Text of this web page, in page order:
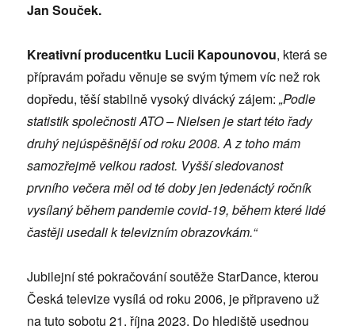
Jan Souček.
Kreativní producentku Lucii Kapounovou, která se
přípravám pořadu věnuje se svým týmem víc než rok
dopředu, těší stabilně vysoký divácký zájem:„Podle
statistik společnosti ATO – Nielsen je start této řady
druhý nejúspěšnější od roku 2008. A z toho mám
samozřejmě velkou radost. Vyšší sledovanost
prvního večera měl od té doby jen jedenáctý ročník
vysílaný během pandemie covid-19, během které lidé
častěji usedali k televizním obrazovkám.“
Jubilejní sté pokračování soutěže StarDance, kterou
Česká televize vysílá od roku 2006, je připraveno už
na tuto sobotu 21. října 2023. Do hlediště usednou